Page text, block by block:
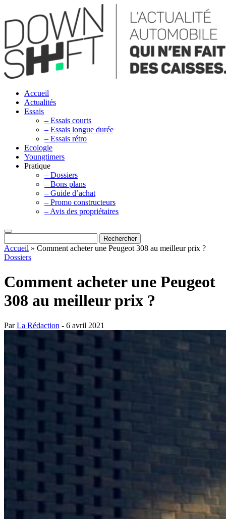
Accueil
Actualités
Essais
– Essais courts
– Essais longue durée
– Essais rétro
Ecologie
Youngtimers
Pratique
– Dossiers
– Bons plans
– Guide d’achat
– Promo constructeurs
– Avis des propriétaires
Accueil » Comment acheter une Peugeot 308 au meilleur prix ?
Dossiers
Comment acheter une Peugeot
308 au meilleur prix ?
ParLa Rédaction - 6 avril 2021